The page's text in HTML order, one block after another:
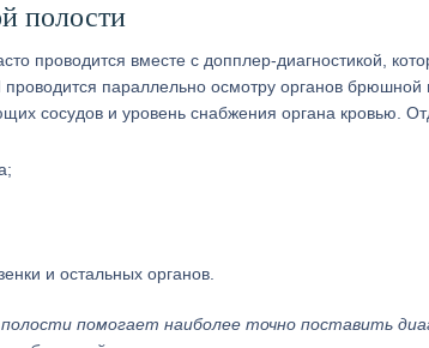
полости
проводится вместе с допплер-диагностикой,
параллельно осмотру органов брюшной
сосудов и уровень снабжения органа кровью.
и остальных органов.
помогает наиболее точно поставить